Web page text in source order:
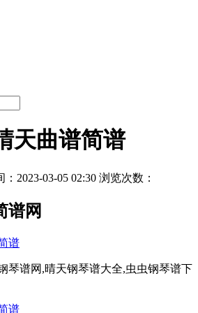
天曲谱简谱
：2023-03-05 02:30 浏览次数：
谱网
琴谱网,晴天钢琴谱大全,虫虫钢琴谱下